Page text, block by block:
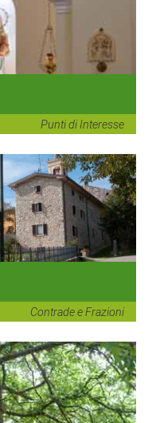
Punti di Interesse
Contrade e Frazioni